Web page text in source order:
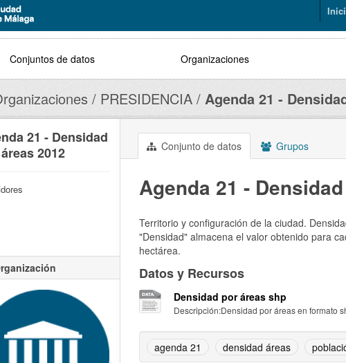
Conjuntos de datos Organizaciones
PRESIDENCIA Agenda 21 -
Conjunto de datos Grupos
Agenda 21 -
Territorio y configuración de la ciudad.
"Densidad" almacena el valor obtenido para
hectárea.
Datos y Recursos
Densidad por áreas shp
Descripción:Densidad por áreas en formato
agenda 21 densidad áreas
21 - Densidad
2012